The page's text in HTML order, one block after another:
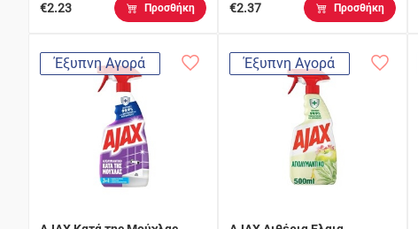
€2.23 Προσθήκη €2.37 Προσθήκη
Έξυπνη Αγορά Έξυπνη Αγορά